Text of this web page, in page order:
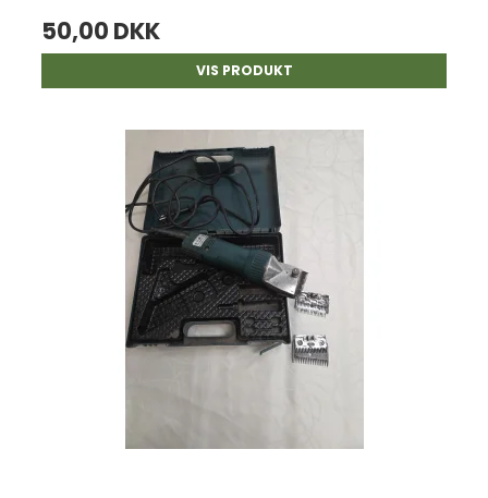
50,00 DKK
VIS PRODUKT